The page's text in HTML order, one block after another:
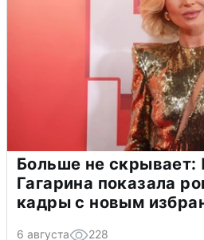
Больше не скрывает:
Гагарина показала
кадры с новым
6 августа 228